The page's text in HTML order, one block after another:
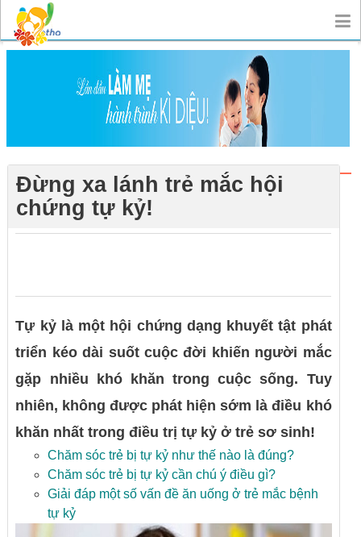
Đừng xa lánh trẻ mắc hội
chứng tự kỷ!
Tự kỷ là một hội chứng dạng khuyết tật phát
triển kéo dài suốt cuộc đời khiến người mắc
gặp nhiều khó khăn trong cuộc sống. Tuy
nhiên, không được phát hiện sớm là điều khó
khăn nhất trong điều trị tự kỷ ở trẻ sơ sinh!
Chăm sóc trẻ bị tự kỷ như thế nào là đúng?
Chăm sóc trẻ bị tự kỷ cần chú ý điều gì?
Giải đáp một số vấn đề ăn uống ở trẻ mắc bệnh
tự kỷ